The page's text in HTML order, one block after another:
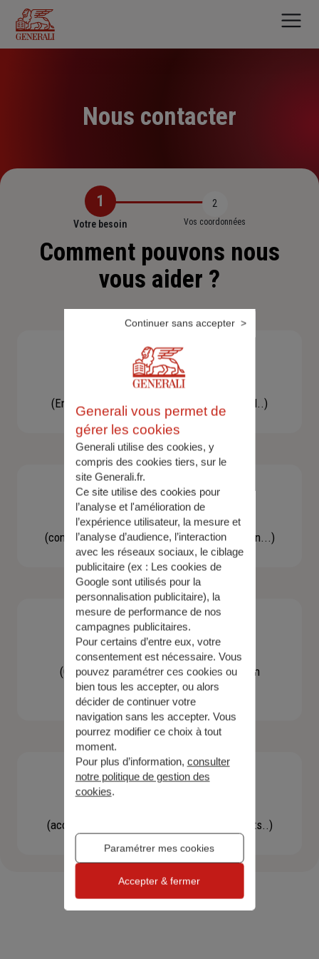
contenu
principal
Nous contacter
1
Votre besoin
2
Vos coordonnées
Comment pouvons nous
vous aider ?
Besoin d'une assistance
(En cas d'accident, bris de glace, un conseil..)
Demande d'information
(concernant une actualité, une réglementation...)
Contacter un agent
(Obtenir un devis, une information, faire un
bilan...)
(accéder à l'espace client, gérer mes contrats..)
Generali vous permet de
gérer les cookies
Generali utilise des cookies, y
compris des cookies tiers, sur le
site Generali.fr.
Ce site utilise des cookies pour
l’analyse et l'amélioration de
l’expérience utilisateur, la mesure et
l’analyse d’audience, l’interaction
avec les réseaux sociaux, le ciblage
publicitaire (ex : Les cookies de
Google sont utilisés pour la
personnalisation publicitaire), la
mesure de performance de nos
campagnes publicitaires.
Pour certains d’entre eux, votre
consentement est nécessaire. Vous
pouvez paramétrer ces cookies ou
bien tous les accepter, ou alors
décider de continuer votre
navigation sans les accepter. Vous
pourrez modifier ce choix à tout
moment.
Pour plus d’information, consulter
notre politique de gestion des
cookies.
Paramétrer mes cookies
Continuer sans accepter
Accepter & fermer